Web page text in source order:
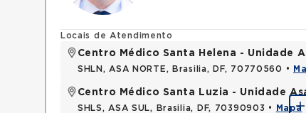
Locais de Atendimento
Centro Médico Santa Helena - Unidade
SHLN, ASA NORTE, Brasilia, DF, 70770560 •
Centro Médico Santa Luzia - Unidade
SHLS, ASA SUL, Brasilia, DF, 70390903 • Mapa